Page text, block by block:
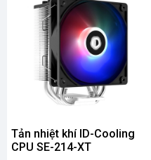
Tản nhiệt khí ID-Cooling
CPU SE-214-XT